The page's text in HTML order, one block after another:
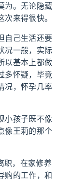
为。无论隐藏
来得很快。
自己生活还要
况一般，实际
以基本上都做
多怀疑，毕竟
况，怀孕几率
小孩子既不像
像王莉的那个
职，在家修养
购的工作，和